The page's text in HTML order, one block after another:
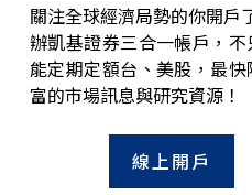
關注全球經濟局勢的你開戶
辦凱基證券三合一帳戶，
能定期定額台、美股，最
富的市場訊息與研究資源！
線上開戶